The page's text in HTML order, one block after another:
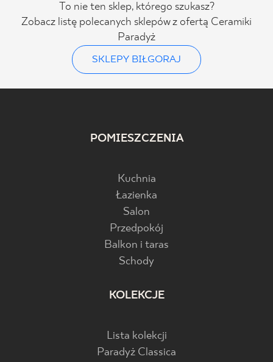
To nie ten sklep, którego szukasz?
Zobacz listę polecanych sklepów z ofertą Ceramiki
Paradyż
SKLEPY BIŁGORAJ
POMIESZCZENIA
Kuchnia
Łazienka
Salon
Przedpokój
Balkon i taras
Schody
KOLEKCJE
Lista kolekcji
Paradyż Classica